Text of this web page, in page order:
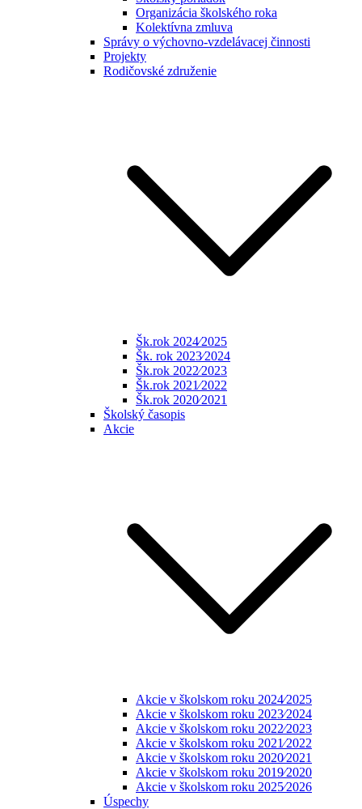
Organizácia školského roka
Kolektívna zmluva
Správy o výchovno-vzdelávacej činnosti
Projekty
Rodičovské združenie
Šk.rok 2024⁄2025
Šk. rok 2023⁄2024
Šk.rok 2022⁄2023
Šk.rok 2021⁄2022
Šk.rok 2020⁄2021
Školský časopis
Akcie
Akcie v školskom roku 2024⁄2025
Akcie v školskom roku 2023⁄2024
Akcie v školskom roku 2022⁄2023
Akcie v školskom roku 2021⁄2022
Akcie v školskom roku 2020⁄2021
Akcie v školskom roku 2019⁄2020
Akcie v školskom roku 2025⁄2026
Úspechy